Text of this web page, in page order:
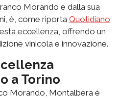
Morando e dalla sua
è, come riporta Quotidiano
eccellenza, offrendo un
vinicola e innovazione.
a Torino
Morando, Montalbera è